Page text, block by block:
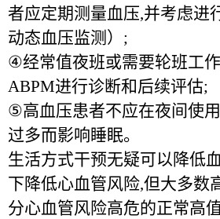
者应定期测量血压,并考虑进
动态血压监测） ;
④经常值夜班或需要轮班工
ABPM进行诊断和后续评估;
⑤高血压患者不应在夜间使
过多而影响睡眠。
生活方式干预无疑可以降低
下降低心血管风险,但大多数
分心血管风险高危的正常高